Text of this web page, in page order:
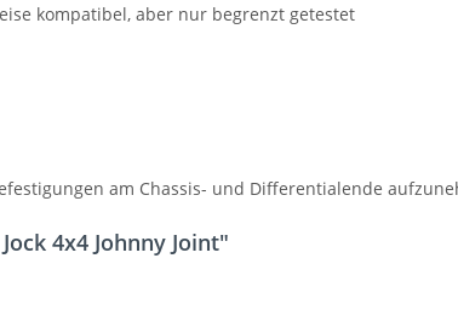
kompatibel, aber nur begrenzt getestet
am Chassis- und Differentialende
4x4 Johnny Joint"